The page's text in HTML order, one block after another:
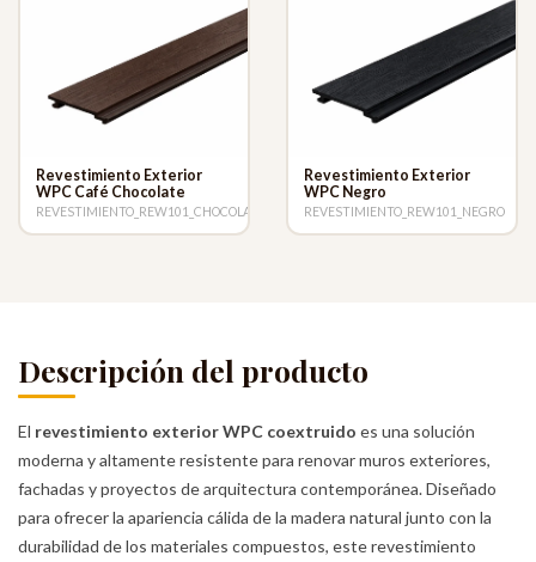
Revestimiento Exterior
WPC Café Chocolate
REVESTIMIENTO_REW101_CHOCOLATE
Revestimiento Exterior
WPC Negro
REVESTIMIENTO_REW101_NEGRO
Descripción del producto
El revestimiento exterior WPC coextruido es una solución
moderna y altamente resistente para renovar muros exteriores,
fachadas y proyectos de arquitectura contemporánea. Diseñado
para ofrecer la apariencia cálida de la madera natural junto con la
durabilidad de los materiales compuestos, este revestimiento